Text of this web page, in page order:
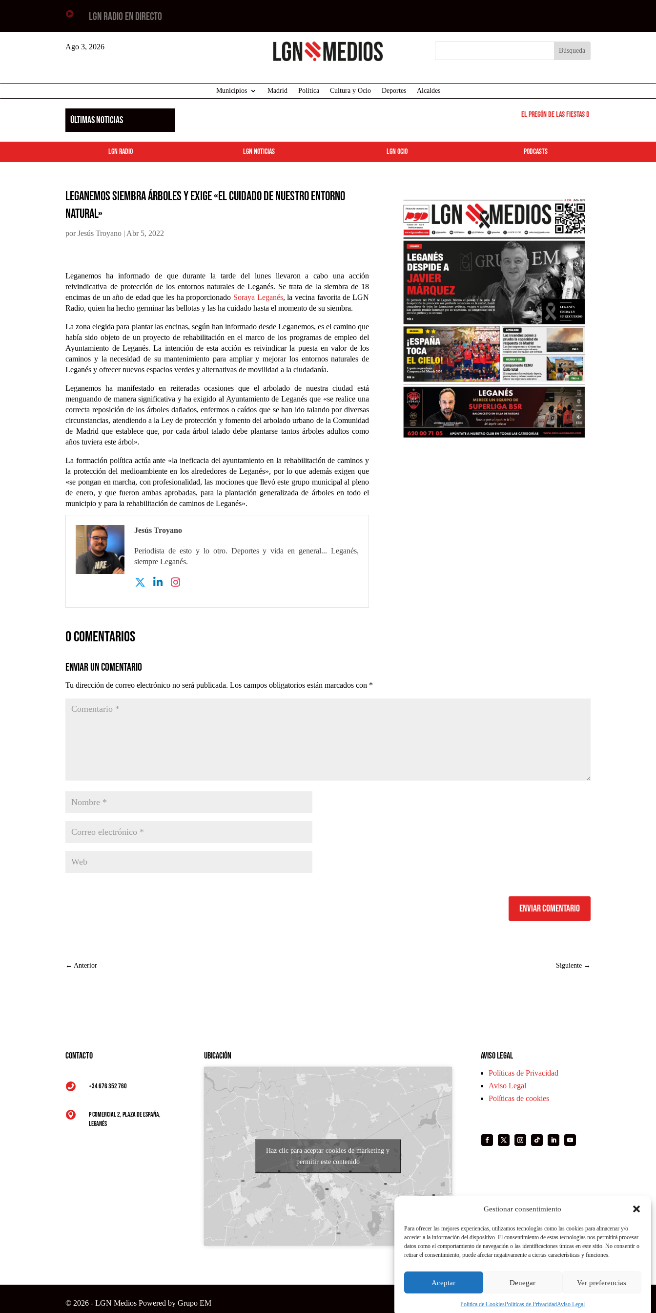
Gestionar consentimiento
Para ofrecer las mejores experiencias, utilizamos tecnologías como las cookies para almacenar y/o
acceder a la información del dispositivo. El consentimiento de estas tecnologías nos permitirá procesar
datos como el comportamiento de navegación o las identificaciones únicas en este sitio. No consentir o
retirar el consentimiento, puede afectar negativamente a ciertas características y funciones.
Aceptar Denegar Ver preferencias
Política de CookiesPolíticas de PrivacidadAviso Legal
 LGN RADIO EN DIRECTO
Ago 3, 2026
Municipios Madrid Política Cultura y Ocio Deportes Alcaldes
ÚLTIMAS NOTICIAS El pregón de las fiestas de Leganés será el 12 de
LGN Radio LGN Noticias LGN ocio podcasts
Leganemos siembra árboles y exige «el cuidado de nuestro entorno
natural»
porJesús Troyano |Abr 5, 2022
Leganemos ha informado de que durante la tarde del lunes llevaron a cabo una acción
reivindicativa de protección de los entornos naturales de Leganés. Se trata de la siembra de 18
encimas de un año de edad que les ha proporcionado Soraya Leganés, la vecina favorita de LGN
Radio, quien ha hecho germinar las bellotas y las ha cuidado hasta el momento de su siembra.
La zona elegida para plantar las encinas, según han informado desde Leganemos, es el camino que
había sido objeto de un proyecto de rehabilitación en el marco de los programas de empleo del
Ayuntamiento de Leganés. La intención de esta acción es reivindicar la puesta en valor de los
caminos y la necesidad de su mantenimiento para ampliar y mejorar los entornos naturales de
Leganés y ofrecer nuevos espacios verdes y alternativas de movilidad a la ciudadanía.
Leganemos ha manifestado en reiteradas ocasiones que el arbolado de nuestra ciudad está
menguando de manera significativa y ha exigido al Ayuntamiento de Leganés que «se realice una
correcta reposición de los árboles dañados, enfermos o caídos que se han ido talando por diversas
circunstancias, atendiendo a la Ley de protección y fomento del arbolado urbano de la Comunidad
de Madrid que establece que, por cada árbol talado debe plantarse tantos árboles adultos como
años tuviera este árbol».
La formación política actúa ante «la ineficacia del ayuntamiento en la rehabilitación de caminos y
la protección del medioambiente en los alrededores de Leganés», por lo que además exigen que
«se pongan en marcha, con profesionalidad, las mociones que llevó este grupo municipal al pleno
de enero, y que fueron ambas aprobadas, para la plantación generalizada de árboles en todo el
municipio y para la rehabilitación de caminos de Leganés».
Jesús Troyano
Periodista de esto y lo otro. Deportes y vida en general... Leganés,
siempre Leganés.
0 comentarios
Enviar un comentario
Tu dirección de correo electrónico no será publicada. Los campos obligatorios están marcados con *
Enviar comentario
← Anterior Siguiente→
Contacto
 +34 676 352 760

P Comercial 2, Plaza de España,
Leganés
Ubicación
Haz clic para aceptar cookies de marketing y
permitir este contenido
Aviso legal
Políticas de Privacidad
Aviso Legal
Políticas de cookies
© 2026 - LGN Medios Powered by Grupo EM